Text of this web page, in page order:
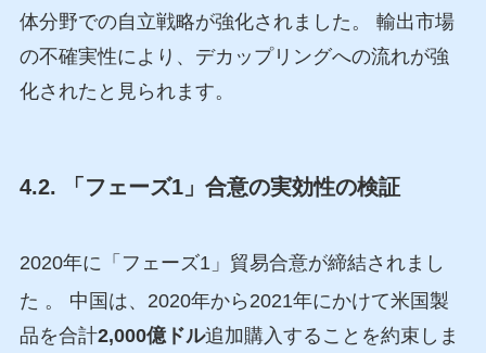
体分野での自立戦略が強化されました。 輸出市場
の不確実性により、デカップリングへの流れが強
化されたと見られます。
4.2. 「フェーズ1」合意の実効性の検証
2020年に「フェーズ1」貿易合意が締結されまし
た 。 中国は、2020年から2021年にかけて米国製
品を合計2,000億ドル追加購入することを約束しま